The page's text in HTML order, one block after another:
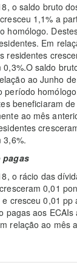
o saldo bruto
1,1% a
homólogo.
Em
residentes
saldo
ao Junho
período
beneficiaram
ao mês
3,6%.
pagas
o rácio das
0,01
cresceu 0,01 pp
pagas aos ECAIs
relação ao mês